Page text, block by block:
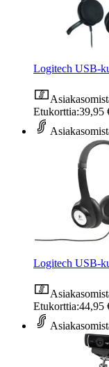
Logitech USB-
Etukorttia:39,95
Logitech USB-
Etukorttia:44,95